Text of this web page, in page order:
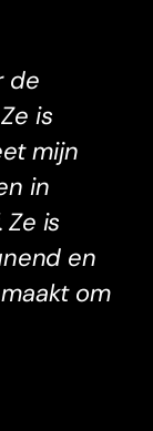
de
is
mijn
in
is
en
om